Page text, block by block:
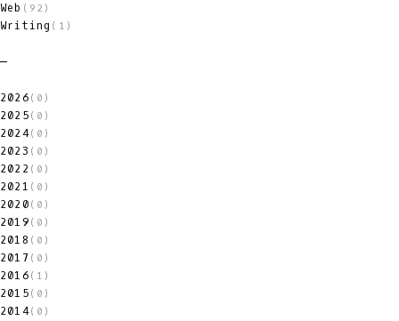
Web (92)
Writing (1)
2026 (0)
2025 (0)
2024(0)
2023 (0)
2022 (0)
2021 (0)
2020 (0)
2019 (0)
2018 (0)
2017 (0)
2016 (1)
2015 (0)
2014(0)